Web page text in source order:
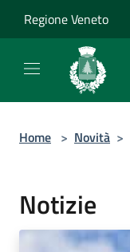
Regione Veneto
Home > Novità >
Notizie